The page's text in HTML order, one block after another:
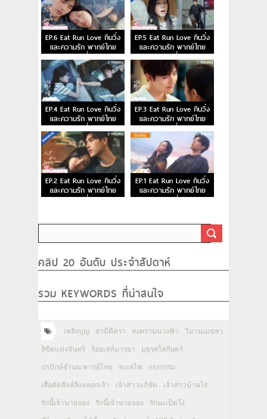
EP.6 Eat Run Love กินวิ่ง
และความรัก พากย์ไทย
ตอนที่ 6
EP.5 Eat Run Love กินวิ่ง
และความรัก พากย์ไทย
ตอนที่ 5
EP.4 Eat Run Love กินวิ่ง
และความรัก พากย์ไทย
ตอนที่ 4
EP.3 Eat Run Love กินวิ่ง
และความรัก พากย์ไทย
ตอนที่ 3
EP.2 Eat Run Love กินวิ่ง
และความรัก พากย์ไทย
ตอนที่ 2
EP.1 Eat Run Love กินวิ่ง
และความรัก พากย์ไทย
ตอนที่ 1
คลิป 20 อันดับ ประจำสัปดาห์
รวม KEYWORDS ที่น่าสนใจ
เพลิงบุญ สามีตีตรา สงครามนางฟ้า วิมานเมขลา
ลิขิตแห่งจันทร์ ร้อยเล่ห์มารยา มธุรสโลกันตร์
ปรปักษ์จำนน พากย์ไทย ทะเลไฟ กรงกรรม
เสือตัดสิงห์ลิงหลอกเจ้า เจ้าสาวแก้ขัด เจ้าสาวบ้านไร่
รักนี้เจ้านายจอง รักนี้เจ้านายจอง รักนะเป็ดโง่